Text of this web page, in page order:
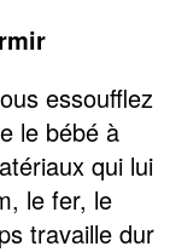
essoufflez
le bébé à
qui lui
le fer, le
travaille dur